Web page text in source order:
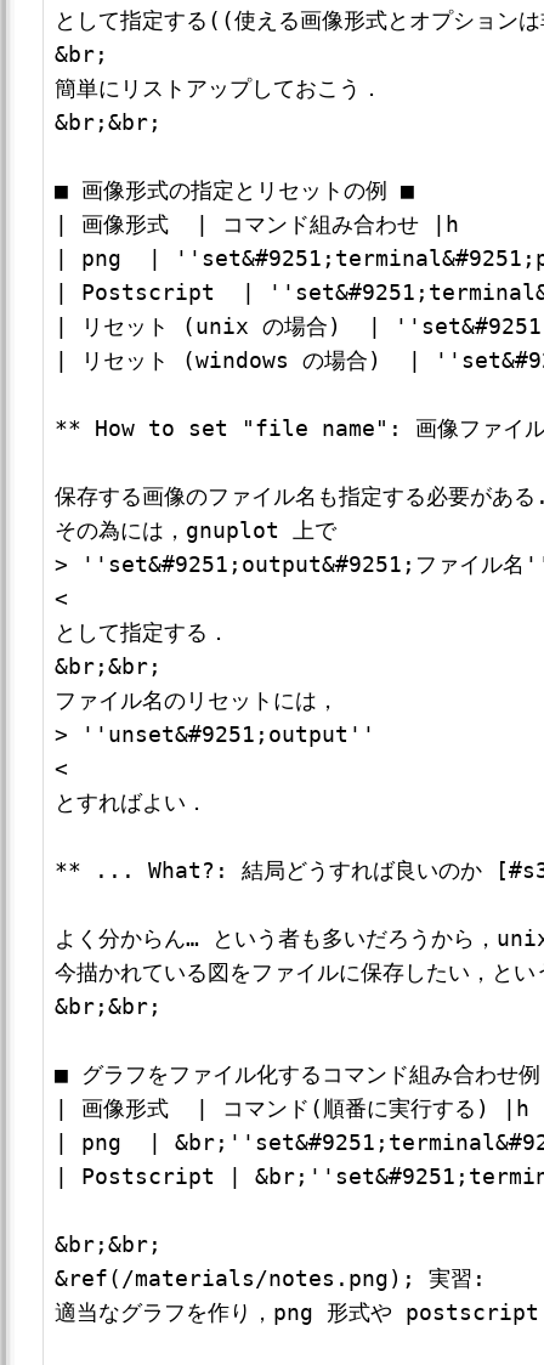
として指定する((使える画像形式とオプション
&br;
簡単にリストアップしておこう．
&br;&br;
■ 画像形式の指定とリセットの例 ■
| 画像形式  | コマンド組み合わせ |h
| png  |
| Postscript  |
| リセット (unix の場合)  |
| リセット (windows の場合)  |
** How to set "file name": 画像ファイル
保存する画像のファイル名も指定する必要があ
その為には，gnuplot 上で
> ''set&#9251;output&#9251;ファイル
<
として指定する．
&br;&br;
ファイル名のリセットには，
> ''unset&#9251;output''
<
とすればよい．
** ... What?: 結局どうすれば良いのか
よく分からん… という者も多いだろうから，
今描かれている図をファイルに保存したい，と
&br;&br;
■ グラフをファイル化するコマンド組み合わせ
| 画像形式  | コマンド(順番に実行する) |h
| png  |
| Postscript |
&br;&br;
&ref(/materials/notes.png); 実習:
適当なグラフを作り，png 形式や postscript